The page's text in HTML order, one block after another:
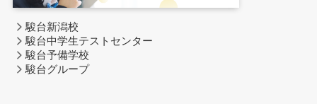
駿台新潟校
駿台中学生テストセンター
駿台予備学校
駿台グループ